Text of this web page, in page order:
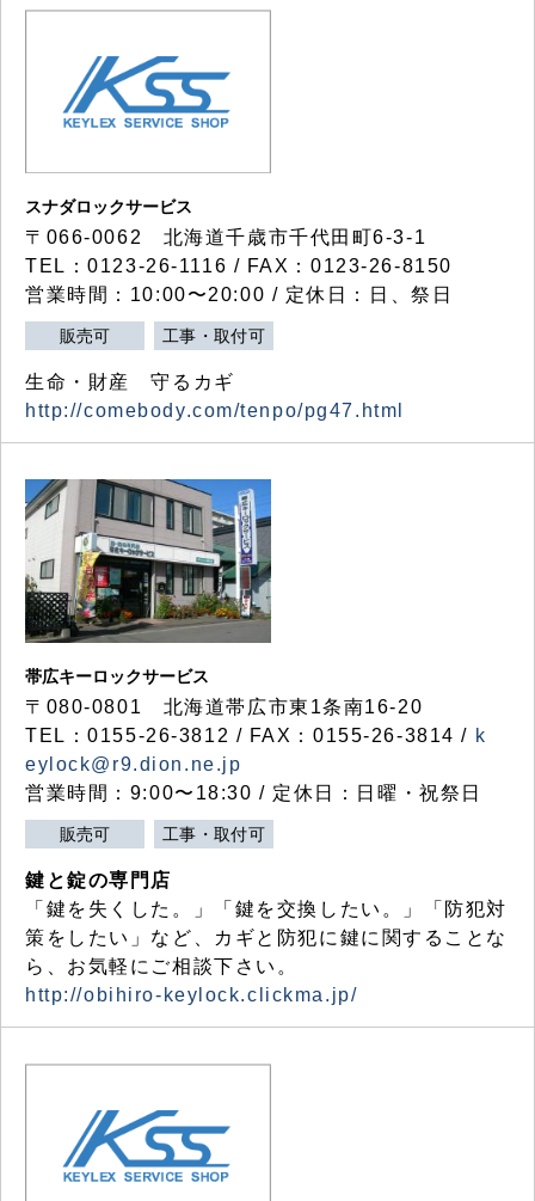
スナダロックサービス
〒066-0062 北海道千歳市千代田町6-3-1
TEL：0123-26-1116 / FAX：0123-26-8150
営業時間：10:00〜20:00 / 定休日：日、祭日
販売可 工事・取付可
生命・財産 守るカギ
http://comebody.com/tenpo/pg47.html
帯広キーロックサービス
〒080-0801 北海道帯広市東1条南16-20
TEL：0155-26-3812 / FAX：0155-26-3814 / k
eylock@r9.dion.ne.jp
営業時間：9:00〜18:30 / 定休日：日曜・祝祭日
販売可 工事・取付可
鍵と錠の専門店
「鍵を失くした。」「鍵を交換したい。」「防犯対
策をしたい」など、カギと防犯に鍵に関することな
ら、お気軽にご相談下さい。
http://obihiro-keylock.clickma.jp/